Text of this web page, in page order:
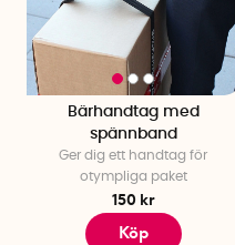
Bärhandtag med
spännband
Ger dig ett handtag för
otympliga paket
150 kr
Köp